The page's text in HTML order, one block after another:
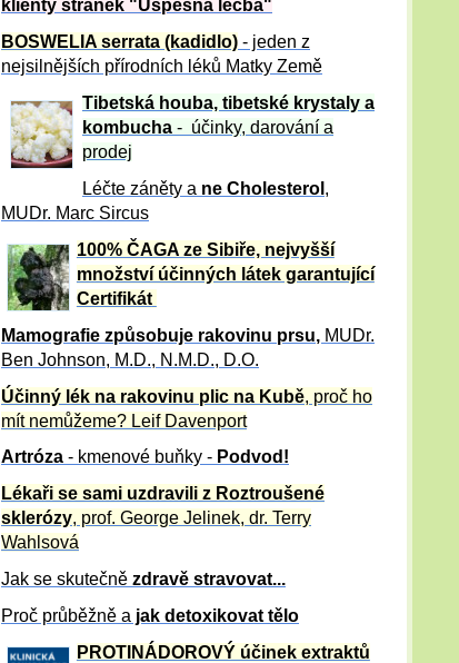
klienty stránek "Úspěšná léčba"
BOSWELIA serrata (kadidlo) - jeden z
nejsilnějších přírodních léků Matky Země
Tibetská houba, tibetské krystaly a
kombucha - účinky, darování a
prodej
Léčte záněty a ne Cholesterol ,
MUDr. Marc Sircus
100% ČAGA ze Sibiře, nejvyšší
množství účinných látek garantující
Certifikát
Mamografie způsobuje rakovinu prsu, MUDr.
Ben Johnson, M.D., N.M.D., D.O.
Účinný lék na rakovinu plic na Kubě, proč ho
mít nemůžeme? Leif Davenport
Artróza - kmenové buňky - Podvod!
Lékaři se sami uzdravili z Roztroušené
sklerózy, prof. George Jelinek, dr. Terry
Wahlsová
Jak se skutečně zdravě stravovat...
Proč průběžně a jak detoxikovat tělo
PROTINÁDOROVÝ účinek extraktů